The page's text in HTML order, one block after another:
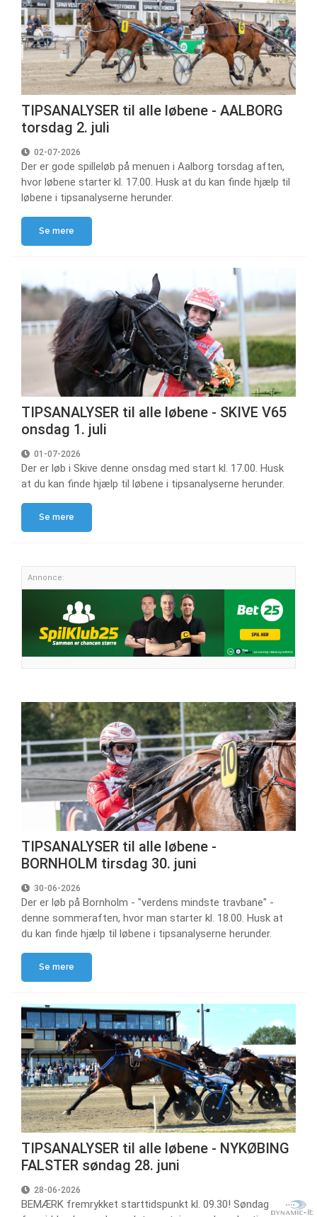
TIPSANALYSER til alle løbene - AALBORG
torsdag 2. juli
02-07-2026
Der er gode spilleløb på menuen i Aalborg torsdag aften,
hvor løbene starter kl. 17.00. Husk at du kan finde hjælp til
løbene i tipsanalyserne herunder.
Se mere
TIPSANALYSER til alle løbene - SKIVE V65
onsdag 1. juli
01-07-2026
Der er løb i Skive denne onsdag med start kl. 17.00. Husk
at du kan finde hjælp til løbene i tipsanalyserne herunder.
Se mere
Annonce:
TIPSANALYSER til alle løbene -
BORNHOLM tirsdag 30. juni
30-06-2026
Der er løb på Bornholm - "verdens mindste travbane" -
denne sommeraften, hvor man starter kl. 18.00. Husk at
du kan finde hjælp til løbene i tipsanalyserne herunder.
Se mere
TIPSANALYSER til alle løbene - NYKØBING
FALSTER søndag 28. juni
28-06-2026
BEMÆRK fremrykket starttidspunkt kl. 09.30! Søndag